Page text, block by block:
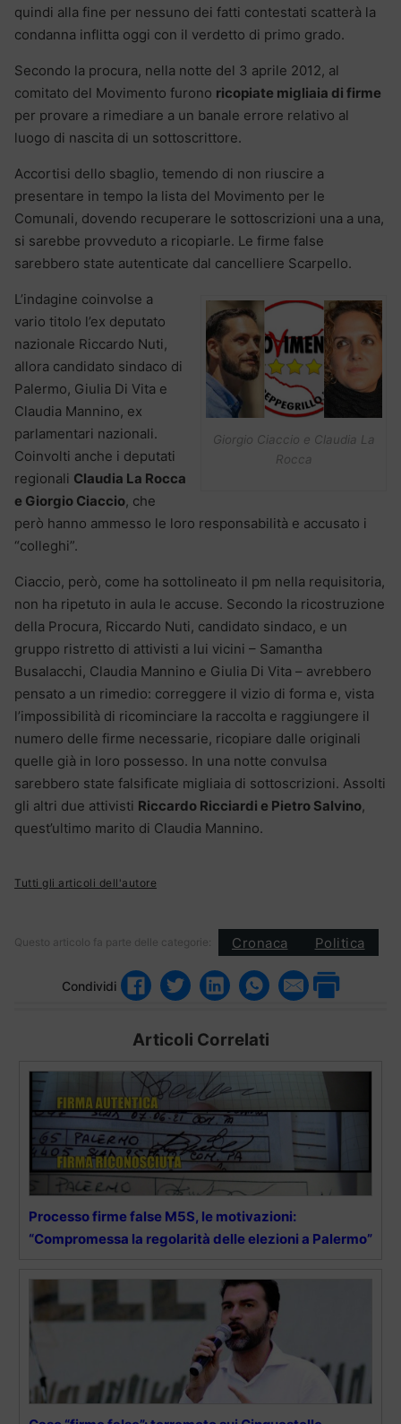
quindi alla fine per nessuno dei fatti contestati scatterà la
condanna inflitta oggi con il verdetto di primo grado.
Secondo la procura, nella notte del 3 aprile 2012, al
comitato del Movimento furono ricopiate migliaia di firme
per provare a rimediare a un banale errore relativo al
luogo di nascita di un sottoscrittore.
Accortisi dello sbaglio, temendo di non riuscire a
presentare in tempo la lista del Movimento per le
Comunali, dovendo recuperare le sottoscrizioni una a una,
si sarebbe provveduto a ricopiarle. Le firme false
sarebbero state autenticate dal cancelliere Scarpello.
Giorgio Ciaccio e Claudia La
Rocca
L’indagine coinvolse a
vario titolo l’ex deputato
nazionale Riccardo Nuti,
allora candidato sindaco di
Palermo, Giulia Di Vita e
Claudia Mannino, ex
parlamentari nazionali.
Coinvolti anche i deputati
regionali Claudia La Rocca
e Giorgio Ciaccio, che
però hanno ammesso le loro responsabilità e accusato i
“colleghi”.
Ciaccio, però, come ha sottolineato il pm nella requisitoria,
non ha ripetuto in aula le accuse. Secondo la ricostruzione
della Procura, Riccardo Nuti, candidato sindaco, e un
gruppo ristretto di attivisti a lui vicini – Samantha
Busalacchi, Claudia Mannino e Giulia Di Vita – avrebbero
pensato a un rimedio: correggere il vizio di forma e, vista
l’impossibilità di ricominciare la raccolta e raggiungere il
numero delle firme necessarie, ricopiare dalle originali
quelle già in loro possesso. In una notte convulsa
sarebbero state falsificate migliaia di sottoscrizioni. Assolti
gli altri due attivisti Riccardo Ricciardi e Pietro Salvino,
quest’ultimo marito di Claudia Mannino.
Tutti gli articoli dell'autore
Questo articolo fa parte delle categorie: Cronaca Politica
Condividi
Articoli Correlati
Processo firme false M5S, le motivazioni:
“Compromessa la regolarità delle elezioni a Palermo”